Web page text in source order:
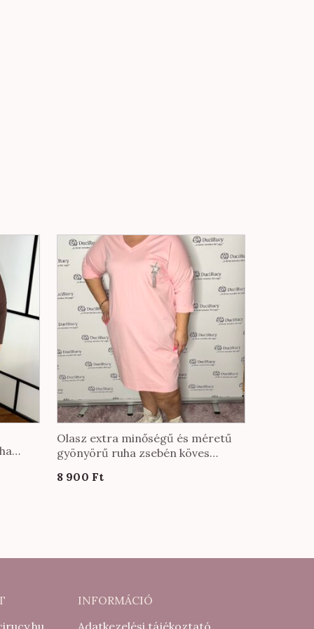
Olasz extra minőségű és méretű
gyönyörű ruha zsebén köves
8 900 Ft
INFORMÁCIÓ
Adatkezelési tájékoztató